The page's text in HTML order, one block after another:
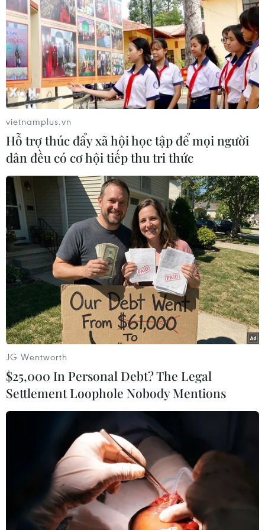
"IS thừa nhận thất bại khi phá hoại nhà
thờ Hồi giáo ở Mosul"
21/06/2017 23:21
Thủ tướng Iraq Haider al-Abadi khẳng định việc IS phá
hoại một nhà thời Hồi giáo tại thành phố Mosul là sự
thừa nhận thất bại.
Iraq sẽ tái thiết những di tích lịch sử sau
khi giải phóng Mosul
vietnamplus.vn
Hỗ trợ thúc đẩy xã hội học tập để mọi người
dân đều có cơ hội tiếp thu tri thức
JG Wentworth
$25,000 In Personal Debt? The Legal
Settlement Loophole Nobody Mentions